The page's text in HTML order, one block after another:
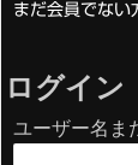
まだ会員でない
ログイン
ユーザー名ま